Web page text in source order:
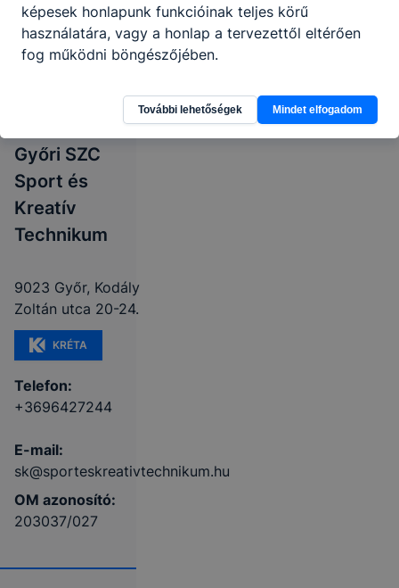
Győri SZC
Sport és
Kreatív
Technikum
9023 Győr, Kodály
Zoltán utca 20-24.
KRÉTA
Telefon:
+3696427244
E-mail:
sk@sporteskreativtechnikum.hu
OM azonosító:
203037/027
képesek honlapunk funkcióinak teljes körű
használatára, vagy a honlap a tervezettől eltérően
fog működni böngészőjében.
További lehetőségek Mindet elfogadom